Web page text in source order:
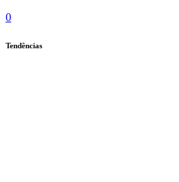
0
Tendências